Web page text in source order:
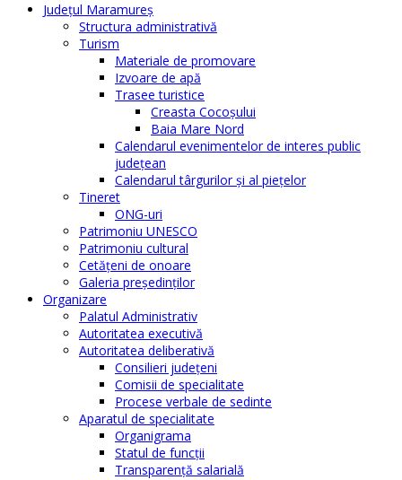
Judeţul Maramureş
Structura administrativă
Turism
Materiale de promovare
Izvoare de apă
Trasee turistice
Creasta Cocoșului
Baia Mare Nord
Calendarul evenimentelor de interes public
judeţean
Calendarul târgurilor şi al pieţelor
Tineret
ONG-uri
Patrimoniu UNESCO
Patrimoniu cultural
Cetăţeni de onoare
Galeria președinților
Organizare
Palatul Administrativ
Autoritatea executivă
Autoritatea deliberativă
Consilieri judeţeni
Comisii de specialitate
Procese verbale de sedinte
Aparatul de specialitate
Organigrama
Statul de funcții
Transparență salarială